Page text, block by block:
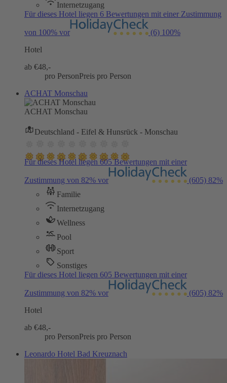
Internetzugang
Für dieses Hotel liegen 6 Bewertungen mit einer Zustimmung
von 100% vor (6) 100%
Hotel
ab €48,-
pro PersonPreis pro Person
ACHAT Monschau
ACHAT Monschau
Deutschland - Eifel & Hunsrück - Monschau
Für dieses Hotel liegen 605 Bewertungen mit einer
Zustimmung von 82% vor (605) 82%
Familie
Internetzugang
Wellness
Pool
Sport
Sonstiges
Für dieses Hotel liegen 605 Bewertungen mit einer
Zustimmung von 82% vor (605) 82%
Hotel
ab €48,-
pro PersonPreis pro Person
Leonardo Hotel Bad Kreuznach